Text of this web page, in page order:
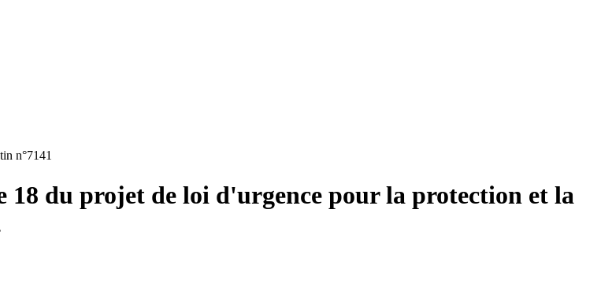
n°7141
18 du projet de loi d'urgence pour la protection et la